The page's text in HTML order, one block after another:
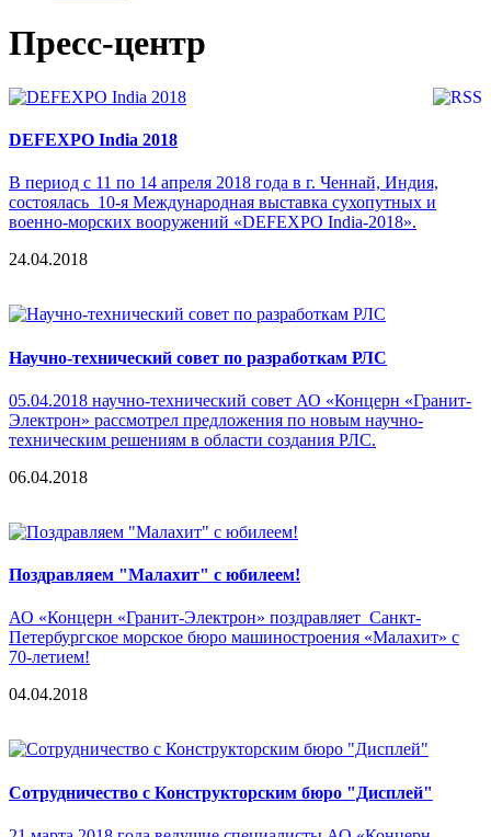
Пресс-центр
DEFEXPO India 2018
В период с 11 по 14 апреля 2018 года в г. Ченнай, Индия,
состоялась 10-я Международная выставка сухопутных и
военно-морских вооружений «DEFEXPO India-2018».
24.04.2018
Научно-технический совет по разработкам РЛС
05.04.2018 научно-технический совет АО «Концерн «Гранит-
Электрон» рассмотрел предложения по новым научно-
техническим решениям в области создания РЛС.
06.04.2018
Поздравляем "Малахит" с юбилеем!
АО «Концерн «Гранит-Электрон» поздравляет Санкт-
Петербургское морское бюро машиностроения «Малахит» с
70-летием!
04.04.2018
Сотрудничество с Конструкторским бюро "Дисплей"